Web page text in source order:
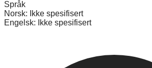
Språk
Norsk:
Ikke spesifisert
Engelsk:
Ikke spesifisert